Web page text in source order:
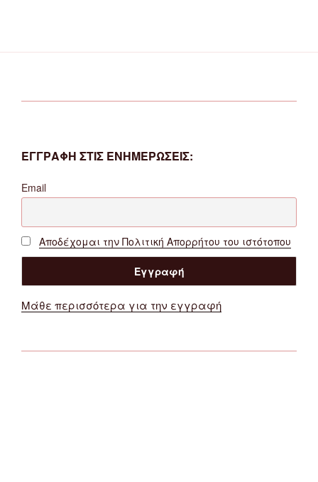
ΕΓΓΡΑΦΗ ΣΤΙΣ ΕΝΗΜΕΡΩΣΕΙΣ:
Email
Αποδέχομαι την Πολιτική Απορρήτου του ιστότοπου
Μάθε περισσότερα για την εγγραφή